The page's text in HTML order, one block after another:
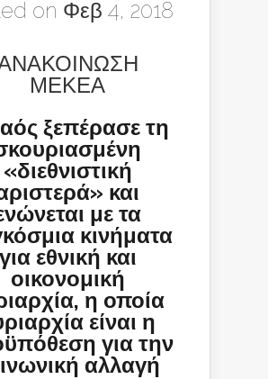
on Φεβ 4, 2018
ΜΕΚΕΑ
ξεπέρασε τη
«διεθνιστική
και
με τα
κινήματα
για εθνική και
οικονομική
η οποία
είναι η
για την
αλλαγή